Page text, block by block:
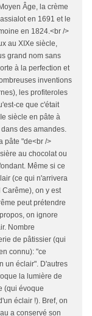
Âge, la crème
en 1691 et le
en 1824.<br />
au XIXe siècle,
grand nom sans
à la perfection et
inventions
les profiteroles
ce que c'était
siècle en pâte à
des amandes.
pâte "de<br />
au chocolat ou
Même si ce
(ce qui n'arrivera
on y est
peut prétendre
on ignore
Nombre
de pâtissier (qui
connu): "ce
un éclair". D'autres
la lumière de
(qui évoque
éclair !). Bref, on
a conservé son